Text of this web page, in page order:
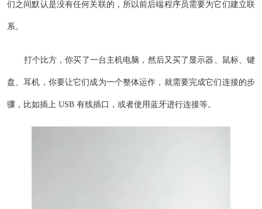
们之间默认是没有任何关联的，所以前后端程序员需要为它们建立联
系。
打个比方，你买了一台主机电脑，然后又买了显示器、鼠标、键
盘、耳机，你要让它们成为一个整体运作，就需要完成它们连接的步
骤，比如插上 USB 有线插口，或者使用蓝牙进行连接等。